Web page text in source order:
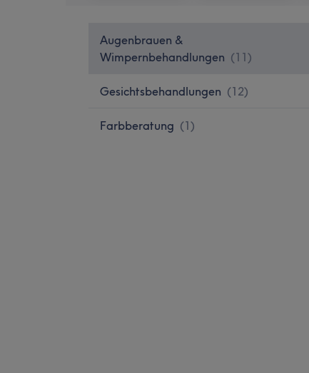
Augenbrauen &
Wimpernbehandlungen (11 )
Gesichtsbehandlungen (12)
Farbberatung (1)